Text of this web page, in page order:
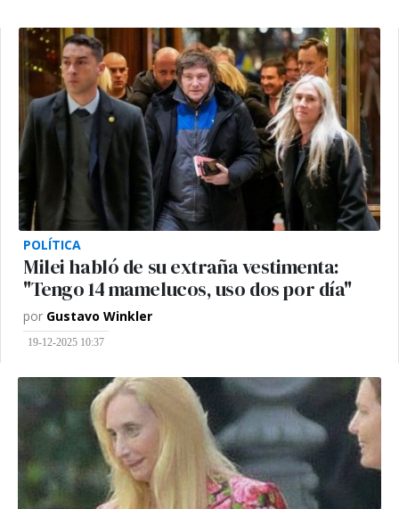
POLÍTICA
Milei habló de su extraña vestimenta:
"Tengo 14 mamelucos, uso dos por día"
por Gustavo Winkler
19-12-2025 10:37